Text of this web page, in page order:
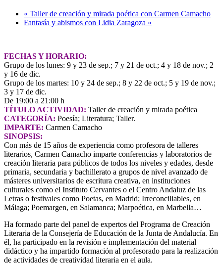
« Taller de creación y mirada poética con Carmen Camacho
Fantasía y abismos con Lidia Zaragoza »
FECHAS YHORARIO:
Grupo de los lunes: 9 y 23 de sep.; 7 y 21 de oct.; 4 y 18 de nov.; 2
y 16 de dic.
Grupo de los martes: 10 y 24 de sep.; 8 y 22 de oct.; 5 y 19 de nov.;
3 y 17 de dic.
De 19:00 a 21:00 h
TÍTULO ACTIVIDAD: Taller de creación y mirada poética
CATEGORÍA: Poesía; Literatura; Taller.
IMPARTE: Carmen Camacho
SINOPSIS:
Con más de 15 años de experiencia como profesora de talleres
literarios, Carmen Camacho imparte conferencias y laboratorios de
creación literaria para públicos de todos los niveles y edades, desde
primaria, secundaria y bachillerato a grupos de nivel avanzado de
másteres universitarios de escritura creativa, en instituciones
culturales como el Instituto Cervantes o el Centro Andaluz de las
Letras o festivales como Poetas, en Madrid; Irreconciliables, en
Málaga; Poemargen, en Salamanca; Marpoética, en Marbella…
Ha formado parte del panel de expertos del Programa de Creación
Literaria de la Consejería de Educación de la Junta de Andalucía. En
él, ha participado en la revisión e implementación del material
didáctico y ha impartido formación al profesorado para la realización
de actividades de creatividad literaria en el aula.